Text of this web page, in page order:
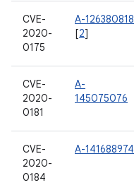
CVE-
2020-
0175
A-126380818
[2]
CVE-
2020-
0181
A-
145075076
CVE-
2020-
0184
A-141688974